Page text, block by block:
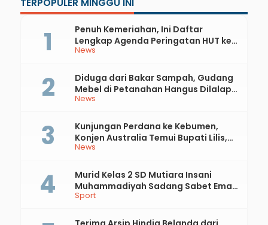
Geopark Indonesia
News
Penuh Kemeriahan, Ini Daftar
Lengkap Agenda Peringatan HUT ke-
81 RI dan Hari Jadi ke-397 Kabupaten
News
Diduga dari Bakar Sampah, Gudang
Mebel di Petanahan Hangus Dilalap
Api
News
Kunjungan Perdana ke Kebumen,
Konjen Australia Temui Bupati Lilis,
Ini yang Dibahas
Sport
Murid Kelas 2 SD Mutiara Insani
Muhammadiyah Sadang Sabet Emas
dan Perak di Kejurda Tapak Suci